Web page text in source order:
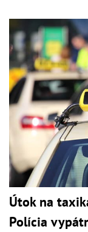
Útok na
Polícia